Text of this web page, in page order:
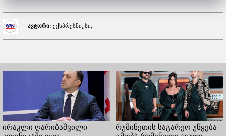
ავტორი: ექსპრესნიუსი,
ირაკლი ღარიბაშვილი
რუმინეთის საგარეო უწყება